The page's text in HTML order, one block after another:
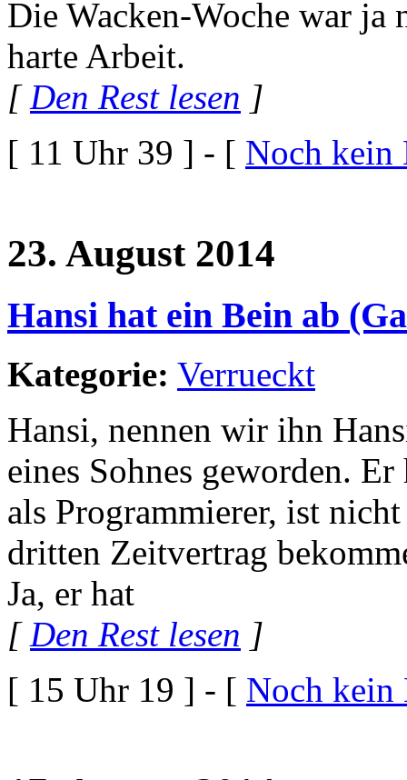
Die Wacken-Woche war
harte Arbeit.
[ Den Rest lesen ]
[ 11 Uhr 39 ] - [ Noch kein
23. August 2014
Hansi hat ein Bein ab
Kategorie: Verrueckt
Hansi, nennen wir ihn
eines Sohnes geworden.
als Programmierer, ist
dritten Zeitvertrag
Ja, er hat
[Den Rest lesen ]
[ 15 Uhr 19 ] - [ Noch kein